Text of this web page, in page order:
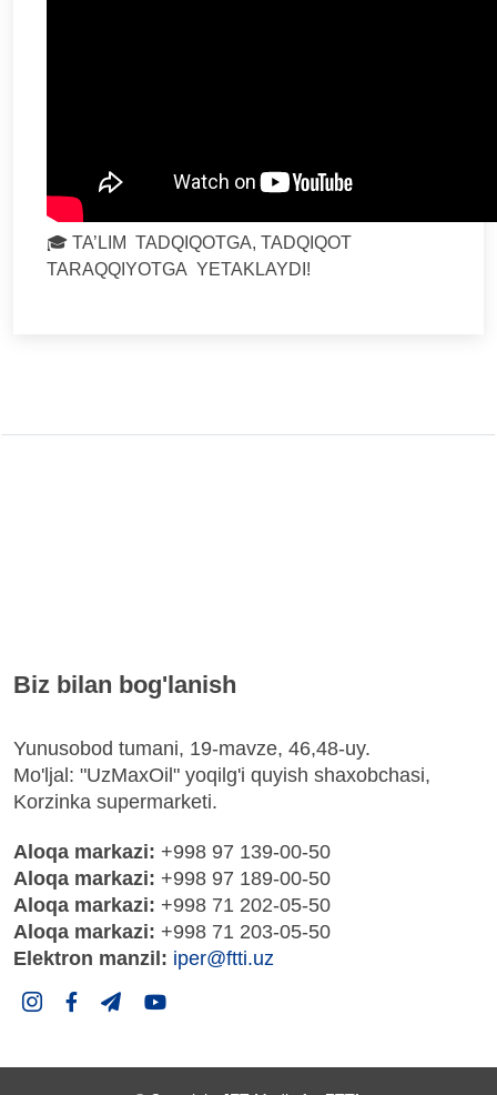
🎓 TA’LIM TADQIQOTGA, TADQIQOT
TARAQQIYOTGA YETAKLAYDI!
Biz bilan bog'lanish
Yunusobod tumani, 19-mavze, 46,48-uy.
Mo'ljal: "UzMaxOil" yoqilg'i quyish shaxobchasi,
Korzinka supermarketi.
Aloqa markazi: +998 97 139-00-50
Aloqa markazi: +998 97 189-00-50
Aloqa markazi: +998 71 202-05-50
Aloqa markazi: +998 71 203-05-50
Elektron manzil: iper@ftti.uz